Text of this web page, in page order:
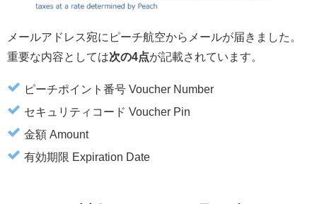
メールアドレス宛にピーチ航空からメールが届きました。
重要な内容としては次の4点が記載されています。
ピーチポイント番号 Voucher Number
セキュリティコード Voucher Pin
金額 Amount
有効期限 Expiration Date